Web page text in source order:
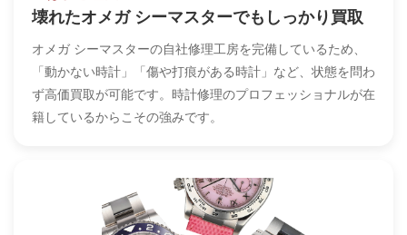
壊れたオメガ シーマスターでもしっかり買取
オメガ シーマスターの自社修理工房を完備しているため、
「動かない時計」「傷や打痕がある時計」など、状態を問わ
ず高価買取が可能です。時計修理のプロフェッショナルが在
籍しているからこその強みです。